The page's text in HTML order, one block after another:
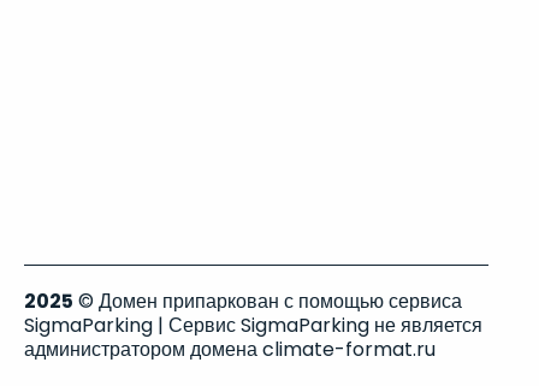
2025 © Домен припаркован с помощью сервиса
SigmaParking | Сервис SigmaParking не является
администратором домена climate-format.ru